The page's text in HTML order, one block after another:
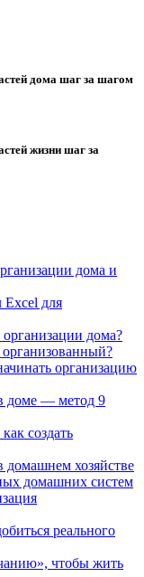
дома шаг за шагом
жизни шаг за
дома и
для
дома?
организацию
доме — метод 9
создать
домашнем хозяйстве
домашних систем
реального
чтобы жить